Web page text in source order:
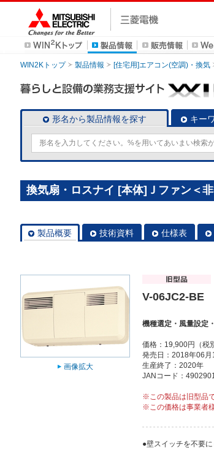
WIN2Kトップ 製品情報 [住宅用]エアコン(空調)・換気
形名から製品情報を探す キー
換気扇・ロスナイ [本体]Ｊファン＜
製品概要 技術資料 仕様表
画像拡大
V-06JC2-BE
機種選定・風量設定
価格：19,900円（税
発売日：2018年06月
生産終了：2020年
JANコード：
※この製品は旧型品
※この価格は事業者
●壁スイッチを不要